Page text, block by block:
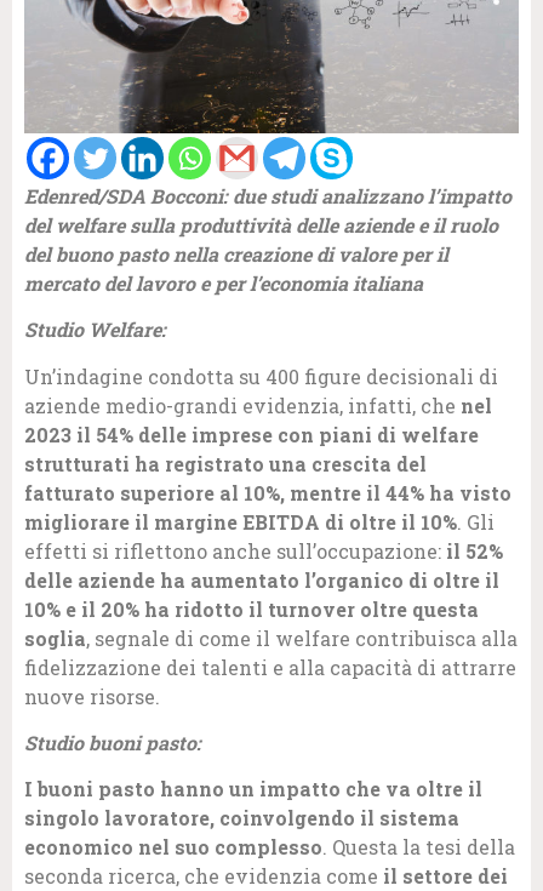
Edenred/SDA Bocconi: due studi analizzano l’impatto
del welfare sulla produttività delle aziende e il ruolo
del buono pasto nella creazione di valore per il
mercato del lavoro e per l’economia italiana
Studio Welfare:
Un’indagine condotta su 400 figure decisionali di
aziende medio-grandi evidenzia, infatti, che nel
2023 il 54% delle imprese con piani di welfare
strutturati ha registrato una crescita del
fatturato superiore al 10%, mentre il 44% ha visto
migliorare il margine EBITDA di oltre il 10%. Gli
effetti si riflettono anche sull’occupazione: il 52%
delle aziende ha aumentato l’organico di oltre il
10% e il 20% ha ridotto il turnover oltre questa
soglia, segnale di come il welfare contribuisca alla
fidelizzazione dei talenti e alla capacità di attrarre
nuove risorse.
Studio buoni pasto:
I buoni pasto hanno un impatto che va oltre il
singolo lavoratore, coinvolgendo il sistema
economico nel suo complesso. Questa la tesi della
seconda ricerca, che evidenzia come il settore dei